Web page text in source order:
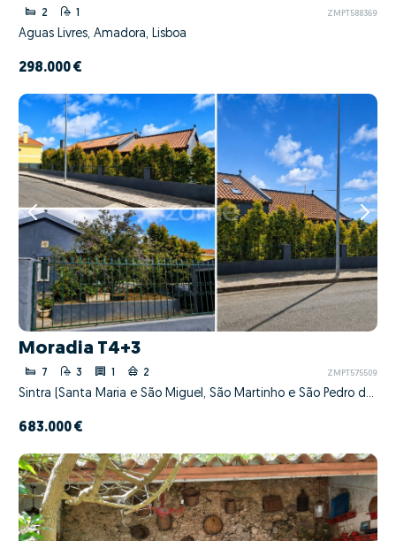
2 1 ZMPT588369
Águas Livres, Amadora, Lisboa
298.000 €
Moradia T4+3
7 3 1 2 ZMPT575509
Sintra (Santa Maria e São Miguel, São Martinho e São Pedro de Penaferrim), Sintra, Lisboa
683.000 €